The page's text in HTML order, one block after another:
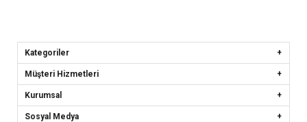
Kategoriler
Müşteri Hizmetleri
Kurumsal
Sosyal Medya